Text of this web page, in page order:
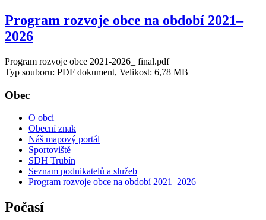
Program rozvoje obce na období 2021–
2026
Program rozvoje obce 2021-2026_ final.pdf
Typ souboru: PDF dokument, Velikost: 6,78 MB
Obec
O obci
Obecní znak
Náš mapový portál
Sportoviště
SDH Trubín
Seznam podnikatelů a služeb
Program rozvoje obce na období 2021–2026
Počasí